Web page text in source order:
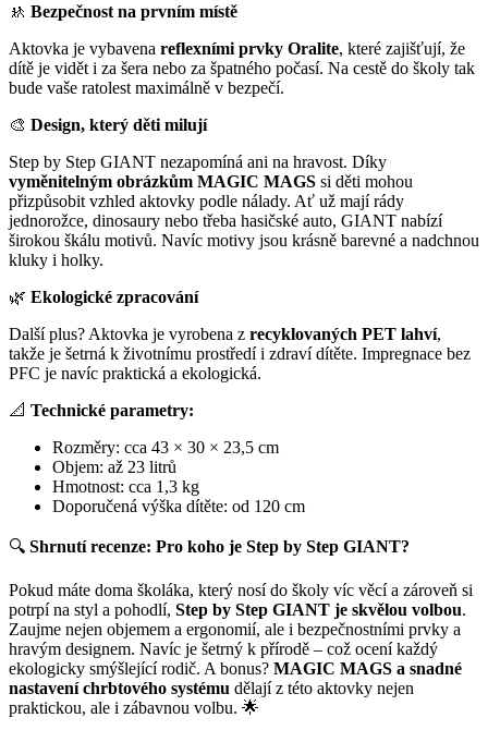
🚸 Bezpečnost na prvním místě
Aktovka je vybavena reflexními prvky Oralite, které zajišťují, že
dítě je vidět i za šera nebo za špatného počasí. Na cestě do školy tak
bude vaše ratolest maximálně v bezpečí.
🎨 Design, který děti milují
Step by Step GIANT nezapomíná ani na hravost. Díky
vyměnitelným obrázkům MAGIC MAGS si děti mohou
přizpůsobit vzhled aktovky podle nálady. Ať už mají rády
jednorožce, dinosaury nebo třeba hasičské auto, GIANT nabízí
širokou škálu motivů. Navíc motivy jsou krásně barevné a nadchnou
kluky i holky.
🌿 Ekologické zpracování
Další plus? Aktovka je vyrobena z recyklovaných PET lahví,
takže je šetrná k životnímu prostředí i zdraví dítěte. Impregnace bez
PFC je navíc praktická a ekologická.
📐 Technické parametry:
Rozměry: cca 43 × 30 × 23,5 cm
Objem: až 23 litrů
Hmotnost: cca 1,3 kg
Doporučená výška dítěte: od 120 cm
🔍 Shrnutí recenze: Pro koho je Step by Step GIANT?
Pokud máte doma školáka, který nosí do školy víc věcí a zároveň si
potrpí na styl a pohodlí, Step by Step GIANT je skvělou volbou.
Zaujme nejen objemem a ergonomií, ale i bezpečnostními prvky a
hravým designem. Navíc je šetrný k přírodě – což ocení každý
ekologicky smýšlející rodič. A bonus? MAGIC MAGS a snadné
nastavení chrbtového systému dělají z této aktovky nejen
praktickou, ale i zábavnou volbu. 🌟